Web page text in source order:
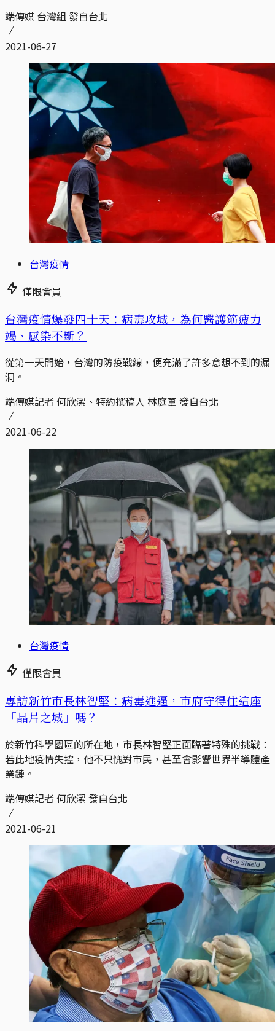
端傳媒 台灣組 發自台北
2021-06-27
台灣疫情
僅限會員
台灣疫情爆發四十天：病毒攻城，為何醫護筋疲力
竭、感染不斷？
從第一天開始，台灣的防疫戰線，便充滿了許多意想不到的漏
洞。
端傳媒記者 何欣潔、特約撰稿人 林庭葦 發自台北
2021-06-22
台灣疫情
僅限會員
專訪新竹市長林智堅：病毒進逼，市府守得住這座
「晶片之城」嗎？
於新竹科學園區的所在地，市長林智堅正面臨著特殊的挑戰：
若此地疫情失控，他不只愧對市民，甚至會影響世界半導體產
業鏈。
端傳媒記者 何欣潔 發自台北
2021-06-21